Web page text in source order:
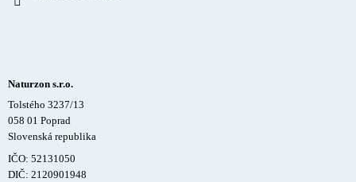
Naturzon s.r.o.
Tolstého 3237/13
058 01 Poprad
Slovenská republika
IČO: 52131050
DIČ: 2120901948